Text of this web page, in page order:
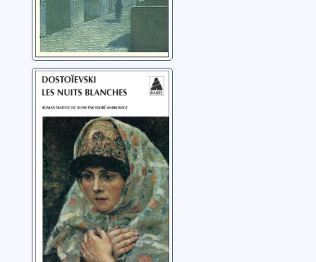
Les nuits
blanches: roman
sentimental
(extraits des
souvenirs d'un
rêveur)
Dostoïevski, Fedor
Mikhaïlovitch